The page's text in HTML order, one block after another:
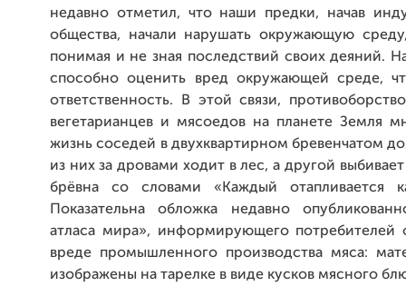
недавно отметил, что наши предки, начав
общества, начали нарушать окружающую
понимая и не зная последствий своих деяний.
способно оценить вред окружающей среде,
ответственность. В этой связи,
вегетарианцев и мясоедов на планете Земля
жизнь соседей в двухквартирном бревенчатом
из них за дровами ходит в лес, а другой
брёвна со словами «Каждый отапливается
Показательна обложка недавно
атласа мира», информирующего потребителей
вреде промышленного производства мяса:
изображены на тарелке в виде кусков мясного